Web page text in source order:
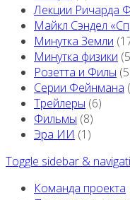
Лекции Ричарда
Майкл Сэндел
Минутка Земли
Минутка физики
Розетта и Филы
Серии Фейнмана
Трейлеры (6)
Фильмы (8)
Эра ИИ (1)
Toggle sidebar &
Команда проекта